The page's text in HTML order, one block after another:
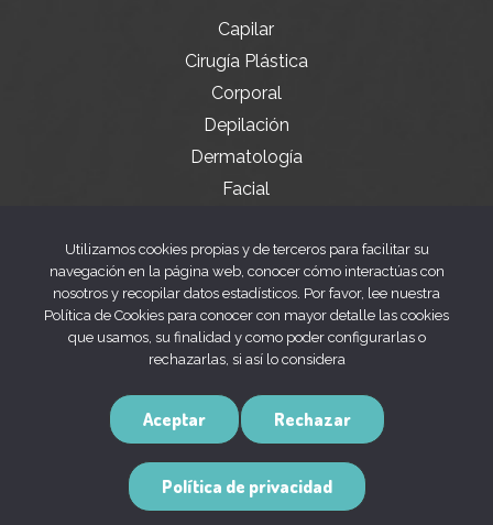
Capilar
Cirugía Plástica
Corporal
Depilación
Dermatología
Facial
Legal
Aviso legal
Política de privacidad
Política de cookies
Utilizamos cookies propias y de terceros para facilitar su
navegación en la página web, conocer cómo interactúas con
nosotros y recopilar datos estadísticos. Por favor, lee nuestra
Política de Cookies para conocer con mayor detalle las cookies
que usamos, su finalidad y como poder configurarlas o
rechazarlas, si así lo considera
Aceptar Rechazar
Política de privacidad